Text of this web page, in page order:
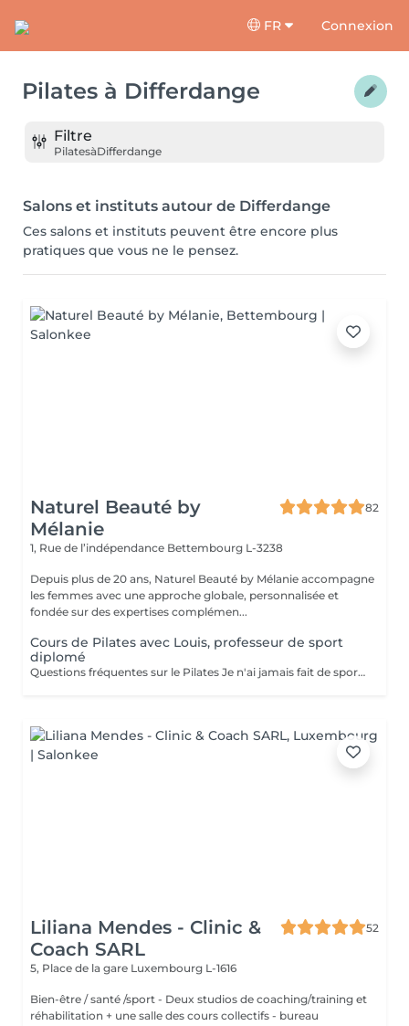
FR Connexion
Pilates à Differdange
Filtre
PilatesàDifferdange
Salons et instituts autour de Differdange
Ces salons et instituts peuvent être encore plus
pratiques que vous ne le pensez.
Naturel Beauté by
Mélanie
82
1, Rue de l’indépendance Bettembourg L-3238
Depuis plus de 20 ans, Naturel Beauté by Mélanie accompagne
les femmes avec une approche globale, personnalisée et
fondée sur des expertises complémen...
Cours de Pilates avec Louis, professeur de sport
diplomé
Questions fréquentes sur le Pilates Je n'ai jamais fait de sport, puis-je quand même commencer le Pilates ? Oui, absolument ! Le Pilates est une méthode douce et progressive. Chaque mouvement peut être adapté à votre niveau, que vous soyez débutante ou que vous repreniez après une longue pause. Le Pilates est-il adapté à la ménopause ? Oui, le Pilates est particulièrement recommandé pendant la ménopause. Il aide à préserver la masse musculaire, renforce le plancher pelvien, améliore la posture et soulage les douleurs articulaires. Il contribue aussi à mieux gérer le stress et les variations d'humeur. Est-ce que je vais transpirer ou perdre du poids avec le Pilates ? Le Pilates ne fait pas transpirer comme un cours de cardio, mais il tonifie en profondeur, affine la silhouette, améliore le métabolisme et vous aide à vous sentir plus légère, plus dynamique et plus à l'aise dans votre corps. Combien de personnes par cours ? Maximum 8 personnes. Je tiens à proposer un encadrement personnalisé, dans une ambiance conviviale et bienveillante. Que dois-je apporter pour le cours ? Une tenue confortable, une bouteille d'eau, un tapis et c'est tout ! Le matériel (ballons, élastiques...) est fourni. Témoignage d'une cliente Elles en parlent le mieux "À 52 ans, je cherchais une activité pour me remettre en mouvement sans me blesser. Les cours de Pilates avec Mélanie ont changé ma relation à mon corps. Je me tiens plus droite, j'ai moins mal au dos, et surtout je me sens bien dans ma peau. Merci pour ta douceur et ta bienveillance à chaque séance." Envie d'essayer ? Les cours , d'une durée de 50 minutes,ont lieu au Centre Naturel Beauté by Mélanie avec Louis professeur de sport diplomé Les mardis à 18h Les jeudi à 14h Les samedis à 9h
Liliana Mendes - Clinic &
Coach SARL
52
5, Place de la gare Luxembourg L-1616
Bien-être / santé /sport - Deux studios de coaching/training et
réhabilitation + une salle des cours collectifs - bureau